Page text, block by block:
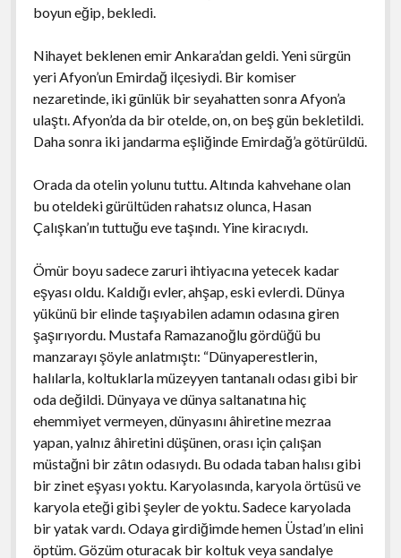
boyun eğip, bekledi.
Nihayet beklenen emir Ankara’dan geldi. Yeni sürgün
yeri Afyon’un Emirdağ ilçesiydi. Bir komiser
nezaretinde, iki günlük bir seyahatten sonra Afyon’a
ulaştı. Afyon’da da bir otelde, on, on beş gün bekletildi.
Daha sonra iki jandarma eşliğinde Emirdağ’a götürüldü.
Orada da otelin yolunu tuttu. Altında kahvehane olan
bu oteldeki gürültüden rahatsız olunca, Hasan
Çalışkan’ın tuttuğu eve taşındı. Yine kiracıydı.
Ömür boyu sadece zaruri ihtiyacına yetecek kadar
eşyası oldu. Kaldığı evler, ahşap, eski evlerdi. Dünya
yükünü bir elinde taşıyabilen adamın odasına giren
şaşırıyordu. Mustafa Ramazanoğlu gördüğü bu
manzarayı şöyle anlatmıştı: “Dünyaperestlerin,
halılarla, koltuklarla müzeyyen tantanalı odası gibi bir
oda değildi. Dünyaya ve dünya saltanatına hiç
ehemmiyet vermeyen, dünyasını âhiretine mezraa
yapan, yalnız âhiretini düşünen, orası için çalışan
müstağni bir zâtın odasıydı. Bu odada taban halısı gibi
bir zinet eşyası yoktu. Karyolasında, karyola örtüsü ve
karyola eteği gibi şeyler de yoktu. Sadece karyolada
bir yatak vardı. Odaya girdiğimde hemen Üstad’ın elini
öptüm. Gözüm oturacak bir koltuk veya sandalye